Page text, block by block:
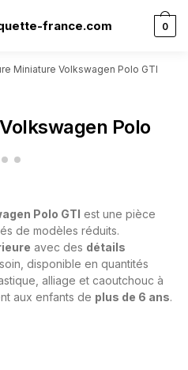
0
Miniature Volkswagen Polo GTI
Polo
Polo GTI est une pièce
de modèles réduits.
avec des détails
disponible en quantités
alliage et caoutchouc à
aux enfants de plus de 6 ans.